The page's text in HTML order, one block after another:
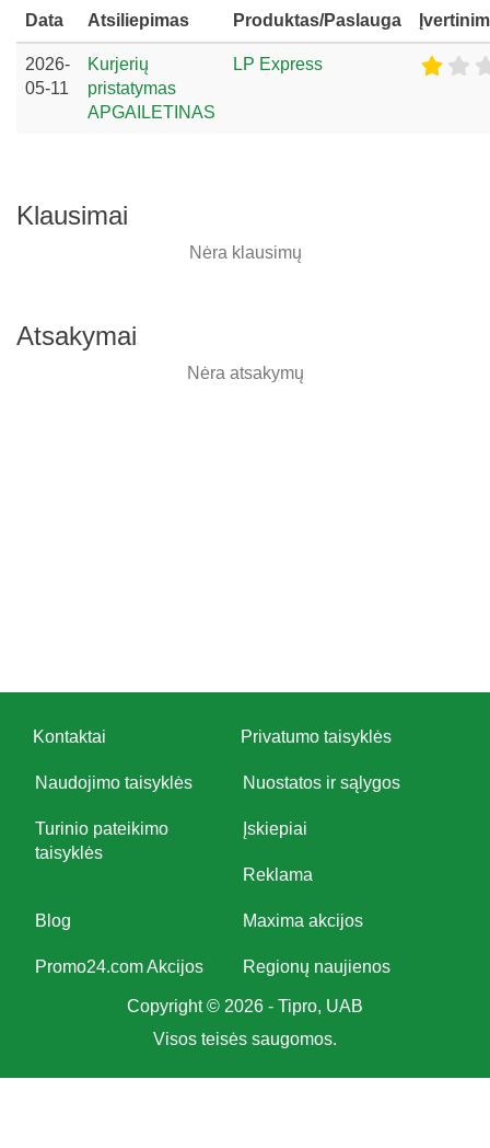
Data Atsiliepimas Produktas/Paslauga
2026-
05-11
Kurjerių
pristatymas
APGAILETINAS
LP Express
Klausimai
Nėra klausimų
Atsakymai
Nėra atsakymų
Kontaktai Privatumo taisyklės
Naudojimo taisyklės Nuostatos ir sąlygos
Turinio pateikimo
taisyklės
Įskiepiai
Reklama
Blog Maxima akcijos
Promo24.com Akcijos Regionų naujienos
Copyright © 2026 - Tipro, UAB
Visos teisės saugomos.